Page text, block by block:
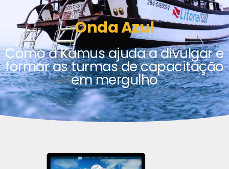
Onda Azul
Como a Kamus ajuda a divulgar e
formar as turmas de capacitação
em mergulho